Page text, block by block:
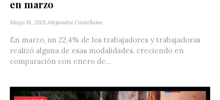
en marzo
Mayo 18, 2021 Alejandra Castellano
En marzo, un 22,4% de los trabajadores y trabajadoras
realizó alguna de esas modalidades, creciendo en
comparación con enero de...